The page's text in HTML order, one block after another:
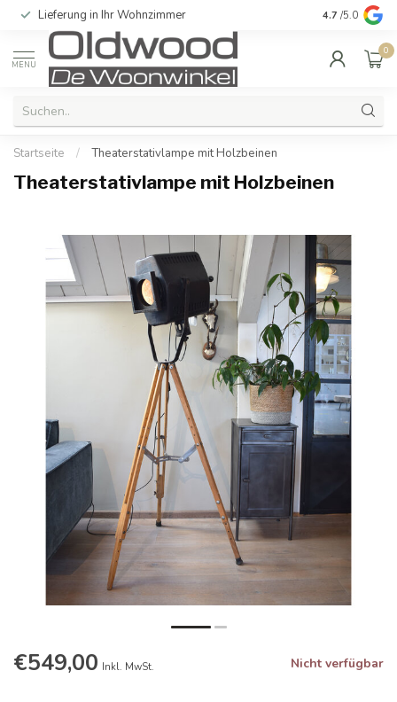
Lieferung in Ihr Wohnzimmer Qualität und
4.7 /5.0
MENU
0
Startseite / Theaterstativlampe mit Holzbeinen
Theaterstativlampe mit Holzbeinen
€549,00 Inkl. MwSt. Nicht verfügbar